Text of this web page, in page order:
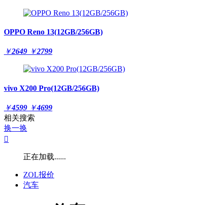
OPPO Reno 13(12GB/256GB)
￥2649 ￥2799
vivo X200 Pro(12GB/256GB)
￥4599 ￥4699
相关搜索
换一换

正在加载......
ZOL报价
汽车